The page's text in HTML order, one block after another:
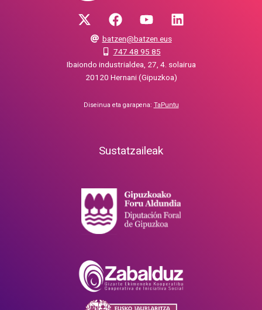
batzen@batzen.eus
747 48 95 85
Ibaiondo industrialdea, 27, 4. solairua
20120 Hernani (Gipuzkoa)
Diseinua eta garapena: TaPuntu
Sustatzaileak